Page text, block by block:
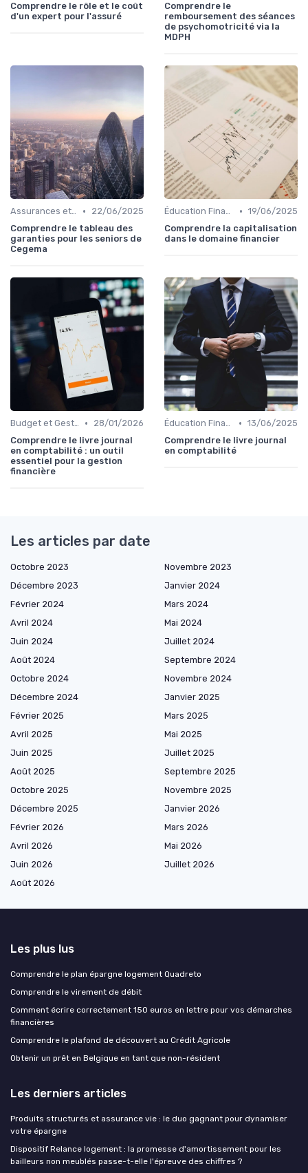
Comprendre le rôle et le coût
d'un expert pour l'assuré
Comprendre le
remboursement des séances
de psychomotricité via la
MDPH
Assurances et Protections Financières •
22/06/2025
Comprendre le tableau des
garanties pour les seniors de
Cegema
Éducation Financière • 19/06/2025
Comprendre la capitalisation
dans le domaine financier
Budget et Gestion des Finances Personnelles •
28/01/2026
Comprendre le livre journal
en comptabilité : un outil
essentiel pour la gestion
financière
Éducation Financière • 13/06/2025
Comprendre le livre journal
en comptabilité
Les articles par date
Octobre 2023
Novembre 2023
Décembre 2023
Janvier 2024
Février 2024
Mars 2024
Avril 2024
Mai 2024
Juin 2024
Juillet 2024
Août 2024
Septembre 2024
Octobre 2024
Novembre 2024
Décembre 2024
Janvier 2025
Février 2025
Mars 2025
Avril 2025
Mai 2025
Juin 2025
Juillet 2025
Août 2025
Septembre 2025
Octobre 2025
Novembre 2025
Décembre 2025
Janvier 2026
Février 2026
Mars 2026
Avril 2026
Mai 2026
Juin 2026
Juillet 2026
Août 2026
Les plus lus
Comprendre le plan épargne logement Quadreto
Comprendre le virement de débit
Comment écrire correctement 150 euros en lettre pour vos démarches
financières
Comprendre le plafond de découvert au Crédit Agricole
Obtenir un prêt en Belgique en tant que non-résident
Les derniers articles
Produits structurés et assurance vie : le duo gagnant pour dynamiser
votre épargne
Dispositif Relance logement : la promesse d'amortissement pour les
bailleurs non meublés passe-t-elle l'épreuve des chiffres ?